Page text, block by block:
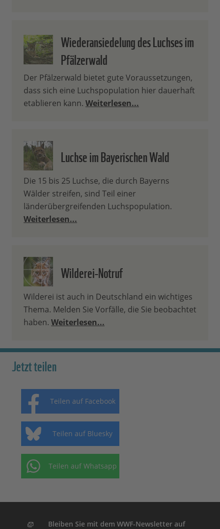
Wiederansiedelung des Luchses im
Pfälzerwald
Der Pfälzerwald bietet gute Voraussetzungen,
dass sich eine Luchspopulation hier dauerhaft
etablieren kann. Weiterlesen...
Luchse im Bayerischen Wald
Die 15 bis 25 Luchse, die durch Bayerns
Wälder streifen, sind Teil einer
länderübergreifenden Luchspopulation.
Weiterlesen...
Wilderei-Notruf
Wilderei ist auch in Deutschland ein wichtiges
Thema. Melden Sie Vorfälle, die Sie beobachtet
haben. Weiterlesen...
Jetzt teilen
Teilen auf Facebook
Teilen auf Bluesky
Teilen auf Whatsapp
Bleiben Sie mit dem WWF-Newsletter auf